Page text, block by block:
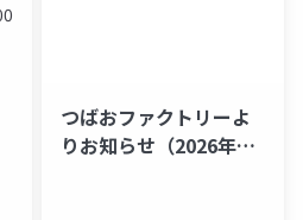
つばおファクトリーよ
りお知らせ（2026年8